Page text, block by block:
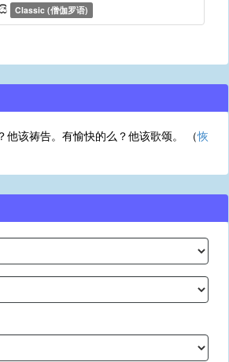
Classic (僧伽罗语)
他该祷告。有愉快的么？他该歌颂。 （恢